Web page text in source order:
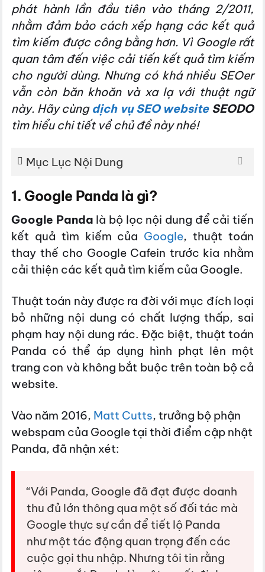
phát hành lần đầu tiên vào tháng 2/2011,
nhằm đảm bảo cách xếp hạng các kết quả
tìm kiếm được công bằng hơn. Vì Google rất
quan tâm đến việc cải tiến kết quả tìm kiếm
cho người dùng. Nhưng có khá nhiều SEOer
vẫn còn băn khoăn và xa lạ với thuật ngữ
này. Hãy cùng dịch vụ SEO website SEODO
tìm hiểu chi tiết về chủ đề này nhé!
Mục Lục Nội Dung
1. Google Panda là gì?
Google Panda là bộ lọc nội dung để cải tiến
kết quả tìm kiếm của Google, thuật toán
thay thế cho Google Cafein trước kia nhằm
cải thiện các kết quả tìm kiếm của Google.
Thuật toán này được ra đời với mục đích loại
bỏ những nội dung có chất lượng thấp, sai
phạm hay nội dung rác. Đặc biệt, thuật toán
Panda có thể áp dụng hình phạt lên một
trang con và không bắt buộc trên toàn bộ cả
website.
Vào năm 2016, Matt Cutts, trưởng bộ phận
webspam của Google tại thời điểm cập nhật
Panda, đã nhận xét:
“Với Panda, Google đã đạt được doanh
thu đủ lớn thông qua một số đối tác mà
Google thực sự cần để tiết lộ Panda
như một tác động quan trọng đến các
cuộc gọi thu nhập. Nhưng tôi tin rằng